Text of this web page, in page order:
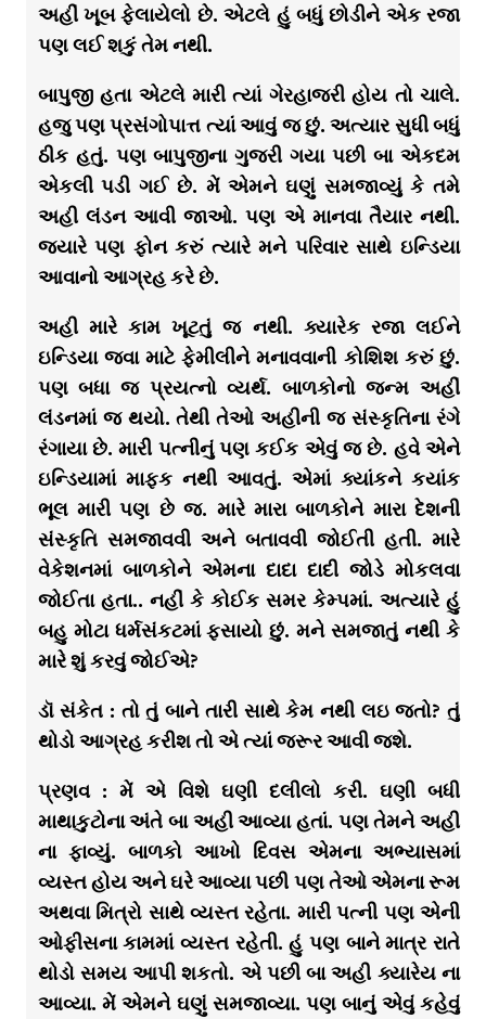
અહીં ખૂબ ફેલાયેલો છે. એટલે હું બધું છોડીને એક રજા
પણ લઈ શકું તેમ નથી.
બાપુજી હતા એટલે મારી ત્યાં ગેરહાજરી હોય તો ચાલે.
હજુ પણ પ્રસંગોપાત્ત ત્યાં આવું જ છું. અત્યાર સુધી બધું
ઠીક હતું. પણ બાપુજીના ગુજરી ગયા પછી બા એકદમ
એકલી પડી ગઈ છે. મેં એમને ઘણું સમજાવ્યું કે તમે
અહી લંડન આવી જાઓ. પણ એ માનવા તૈયાર નથી.
જયારે પણ ફોન કરું ત્યારે મને પરિવાર સાથે ઇન્ડિયા
આવાનો આગ્રહ કરે છે.
અહી મારે કામ ખૂટતું જ નથી. ક્યારેક રજા લઈને
ઇન્ડિયા જવા માટે ફેમીલીને મનાવવાની કોશિશ કરું છું.
પણ બધા જ પ્રયત્નો વ્યર્થ. બાળકોનો જન્મ અહીં
લંડનમાં જ થયો. તેથી તેઓ અહીની જ સંસ્કૃતિના રંગે
રંગાયા છે. મારી પત્નીનું પણ કઈક એવું જ છે. હવે એને
ઇન્ડિયામાં માફક નથી આવતું. એમાં ક્યાંકને કયાંક
ભૂલ મારી પણ છે જ. મારે મારા બાળકોને મારા દેશની
સંસ્કૃતિ સમજાવવી અને બતાવવી જોઈતી હતી. મારે
વેકેશનમાં બાળકોને એમના દાદા દાદી જોડે મોકલવા
જોઈતા હતા.. નહીં કે કોઈક સમર કેમ્પમાં. અત્યારે હું
બહુ મોટા ધર્મસંકટમાં ફસાયો છું. મને સમજાતું નથી કે
મારે શું કરવું જોઈએ?
ડૉ સંકેત : તો તું બાને તારી સાથે કેમ નથી લઇ જતો? તું
થોડો આગ્રહ કરીશ તો એ ત્યાં જરૂર આવી જશે.
પ્રણવ : મેં એ વિશે ઘણી દલીલો કરી. ઘણી બધી
માથાકુટોના અંતે બા અહી આવ્યા હતાં. પણ તેમને અહી
ના ફાવ્યું. બાળકો આખો દિવસ એમના અભ્યાસમાં
વ્યસ્ત હોય અને ઘરે આવ્યા પછી પણ તેઓ એમના રૂમ
અથવા મિત્રો સાથે વ્યસ્ત રહેતા. મારી પત્ની પણ એની
ઓફીસના કામમાં વ્યસ્ત રહેતી. હું પણ બાને માત્ર રાતે
થોડો સમય આપી શકતો. એ પછી બા અહી ક્યારેય ના
આવ્યા. મેં એમને ઘણું સમજાવ્યા. પણ બાનું એવું કહેવું